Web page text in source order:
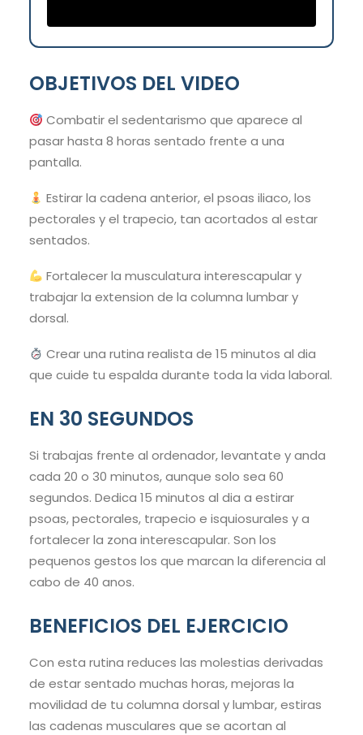
OBJETIVOS DEL VIDEO
Combatir el sedentarismo que aparece al
pasar hasta 8 horas sentado frente a una
pantalla.
Estirar la cadena anterior, el psoas iliaco, los
pectorales y el trapecio, tan acortados al estar
sentados.
Fortalecer la musculatura interescapular y
trabajar la extension de la columna lumbar y
dorsal.
Crear una rutina realista de 15 minutos al dia
que cuide tu espalda durante toda la vida laboral.
EN 30 SEGUNDOS
Si trabajas frente al ordenador, levantate y anda
cada 20 o 30 minutos, aunque solo sea 60
segundos. Dedica 15 minutos al dia a estirar
psoas, pectorales, trapecio e isquiosurales y a
fortalecer la zona interescapular. Son los
pequenos gestos los que marcan la diferencia al
cabo de 40 anos.
BENEFICIOS DEL EJERCICIO
Con esta rutina reduces las molestias derivadas
de estar sentado muchas horas, mejoras la
movilidad de tu columna dorsal y lumbar, estiras
las cadenas musculares que se acortan al